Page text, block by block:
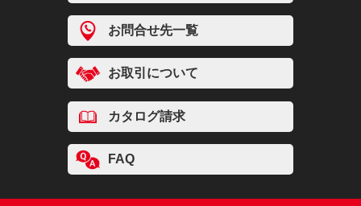
お問合せ先一覧
お取引について
カタログ請求
FAQ